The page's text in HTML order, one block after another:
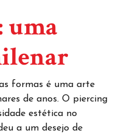
uma
formas é uma arte
de anos. O piercing
estética no
a um desejo de